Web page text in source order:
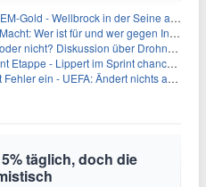
- Wellbrock in der Seine ausgebremst
Wer ist für und wer gegen Infantino?
nicht? Diskussion über Drohnenabwehr
- Lippert im Sprint chancenlos
ein - UEFA: Ändert nichts an Boykott
täglich, doch die